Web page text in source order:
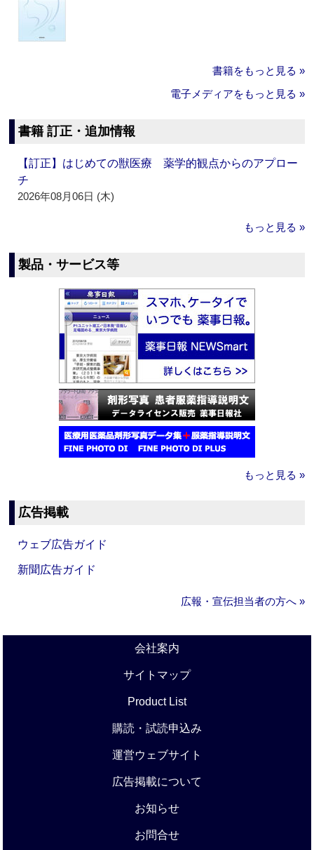
書籍をもっと見る »
電子メディアをもっと見る »
書籍 訂正・追加情報
【訂正】はじめての獣医療 薬学的観点からのアプロー
チ
2026年08月06日 (木)
もっと見る »
製品・サービス等
もっと見る »
広告掲載
ウェブ広告ガイド
新聞広告ガイド
広報・宣伝担当者の方へ »
会社案内
サイトマップ
Product List
購読・試読申込み
運営ウェブサイト
広告掲載について
お知らせ
お問合せ